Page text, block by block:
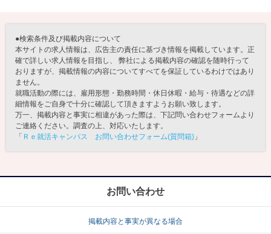
あなたに合う仕事を診断！ 動画で対策講座をチェック
就活ニュースペーパー
就活時事ニュースを更新
よくある質問
不明点があればこちら
●検索条件及び掲載内容について
本サイトの求人情報は、広告主の責任に基づき情報を掲載しています。正
確で詳しい求人情報を目指し、 弊社による掲載内容の確認を随時行って
おりますが、掲載情報の内容についてすべてを保証しているわけではあり
ません。
就職活動の際には、雇用形態・勤務時間・休日休暇・給与・待遇などの詳
細情報をご自身で十分に確認して頂きますようお願い致します。
万一、掲載内容と事実に相違があった際は、下記問い合わせフォームより
ご連絡ください。調査の上、対応いたします。
「 Ｒｅ就活キャンパス お問い合わせフォーム(質問箱) 」
お問い合わせ
掲載内容と事実が異なる場合